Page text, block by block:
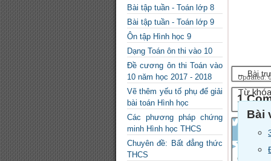
Bài tập tuần - Toán lớp 8
Bài tập tuần - Toán lớp 9
Ôn tập Hình học 9
Dạng Toán ôn thi vào 10
Đề cương ôn thi Toán vào
10 năm học 2017 - 2018
Vẽ thêm yếu tố phụ để giải
bài toán Hình học
Các phương pháp chứng
minh Hình học THCS
Chuyên đề: Bất đẳng thức
THCS
Updated:
Từ
Bài
← Bài
1
Có đáp